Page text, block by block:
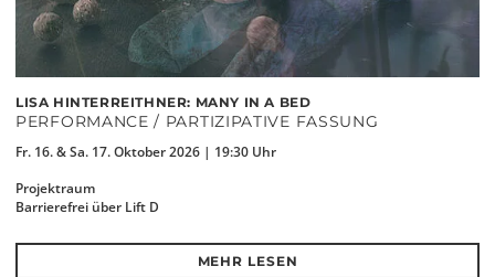
LISA HINTERREITHNER: MANY IN A BED
PERFORMANCE / PARTIZIPATIVE FASSUNG
Fr. 16. & Sa. 17. Oktober 2026 | 19:30 Uhr
Projektraum
Barrierefrei über Lift D
MEHR LESEN